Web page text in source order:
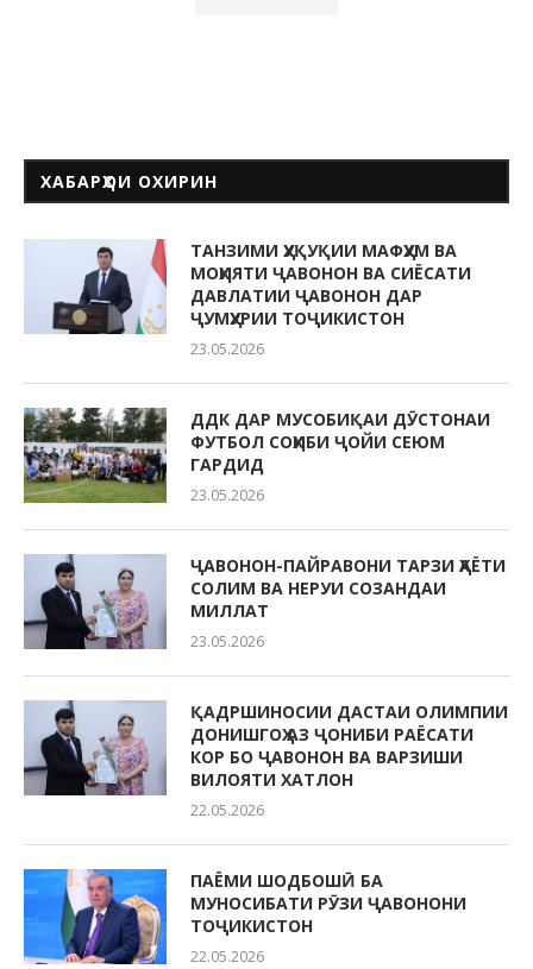
ХАБАРҲОИ ОХИРИН
ТАНЗИМИ ҲУҚУҚИИ МАФҲУМ ВА
МОҲИЯТИ ҶАВОНОН ВА СИЁСАТИ
ДАВЛАТИИ ҶАВОНОН ДАР
ҶУМҲУРИИ ТОҶИКИСТОН
23.05.2026
ДДК ДАР МУСОБИҚАИ ДӮСТОНАИ
ФУТБОЛ СОҲИБИ ҶОЙИ СЕЮМ
ГАРДИД
23.05.2026
ҶАВОНОН-ПАЙРАВОНИ ТАРЗИ ҲАЁТИ
СОЛИМ ВА НЕРУИ СОЗАНДАИ
МИЛЛАТ
23.05.2026
ҚАДРШИНОСИИ ДАСТАИ ОЛИМПИИ
ДОНИШГОҲ АЗ ҶОНИБИ РАЁСАТИ
КОР БО ҶАВОНОН ВА ВАРЗИШИ
ВИЛОЯТИ ХАТЛОН
22.05.2026
ПАЁМИ ШОДБОШӢ БА
МУНОСИБАТИ РӮЗИ ҶАВОНОНИ
ТОҶИКИСТОН
22.05.2026